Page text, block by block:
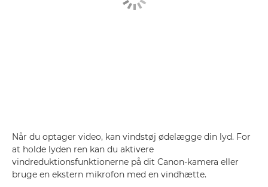
Når du optager video, kan vindstøj ødelægge din lyd. For
at holde lyden ren kan du aktivere
vindreduktionsfunktionerne på dit Canon-kamera eller
bruge en ekstern mikrofon med en vindhætte.